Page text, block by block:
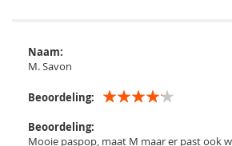
Naam:
M. Savon
Beoordeling:
Beoordeling:
Mooie paspop, maat M maar er past ook